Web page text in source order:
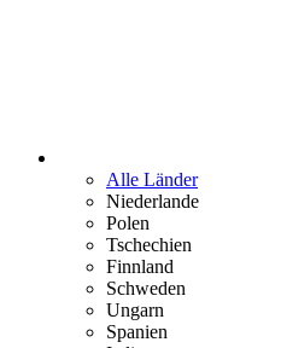
Alle Länder
Niederlande
Polen
Tschechien
Finnland
Schweden
Ungarn
Spanien